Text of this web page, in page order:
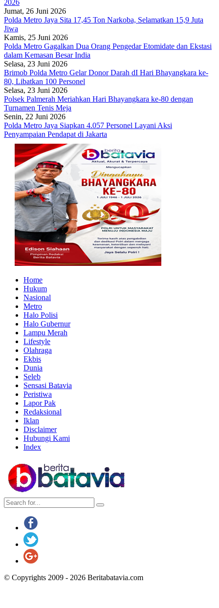
2026
Jumat, 26 Juni 2026
Polda Metro Jaya Sita 17,45 Ton Narkoba, Selamatkan 15,9 Juta
Jiwa
Kamis, 25 Juni 2026
Polda Metro Gagalkan Dua Orang Pengedar Etomidate dan Ekstasi
dalam Kemasan Besar India
Selasa, 23 Juni 2026
Brimob Polda Metro Gelar Donor Darah dI Hari Bhayangkara ke-
80, Libatkan 100 Personel
Selasa, 23 Juni 2026
Polsek Palmerah Meriahkan Hari Bhayangkara ke-80 dengan
Turnamen Tenis Meja
Senin, 22 Juni 2026
Polda Metro Jaya Siapkan 4.057 Personel Layani Aksi
Penyampaian Pendapat di Jakarta
Home
Hukum
Nasional
Metro
Halo Polisi
Halo Gubernur
Lampu Merah
Lifestyle
Olahraga
Ekbis
Dunia
Seleb
Sensasi Batavia
Peristiwa
Lapor Pak
Redaksional
Iklan
Disclaimer
Hubungi Kami
Index
© Copyrights 2009 - 2026 Beritabatavia.com